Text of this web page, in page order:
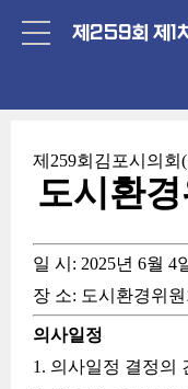
제259회김포시의회
도시환
일 시 : 2025년 6월 4
장 소: 도시환경위
의사일정
1. 의사일정 결정의